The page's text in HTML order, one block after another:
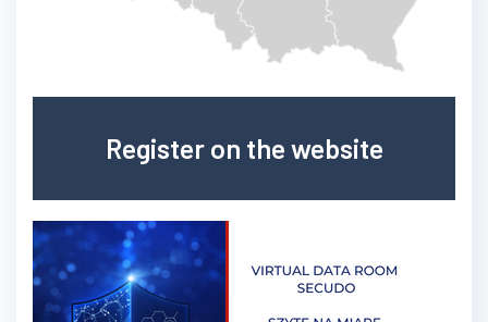
Register on the website